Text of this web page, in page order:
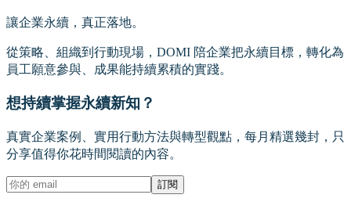
讓企業永續，真正落地。
從策略、組織到行動現場，DOMI 陪企業把永續目標，轉化為
員工願意參與、成果能持續累積的實踐。
想持續掌握永續新知？
真實企業案例、實用行動方法與轉型觀點，每月精選幾封，只
分享值得你花時間閱讀的內容。
訂閱